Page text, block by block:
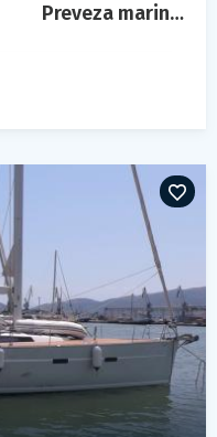
Preveza marina, preveza, grèce